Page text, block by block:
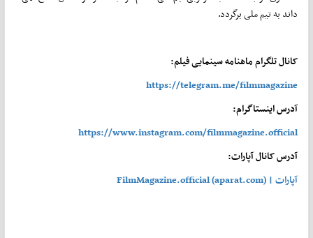
داند به تیم ملی برگردد.
کانال تلگرام ماهنامه سینمایی فیلم:
https://telegram.me/filmmagazine
آدرس اینستاگرام:
https://www.instagram.com/filmmagazine.official
آدرس کانال آپارات:
آپارات | FilmMagazine.official (aparat.com)